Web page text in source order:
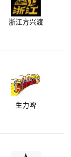
浙江方兴渡
生力啤